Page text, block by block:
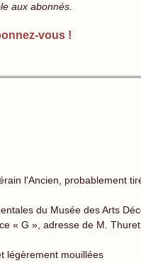
aux abonnés.
vous !
l'Ancien, probablement
du Musée des Arts
« G », adresse de M.
légèrement mouillées